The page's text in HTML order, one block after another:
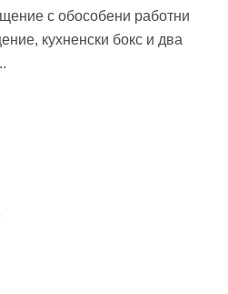
с обособени работни
кухненски бокс и два